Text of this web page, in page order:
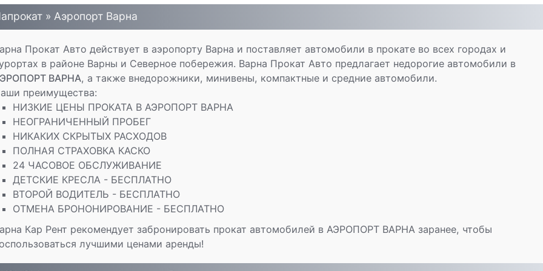
» Аэропорт Варна
Прокат Авто действует в аэропорту Варна и поставляет автомобили в прокате во всех городах и
в районе Варны и Северное побережия. Варна Прокат Авто предлагает недорогие автомобили в
ВАРНА, а также внедорожники, минивены, компактные и средние автомобили.
преимущества:
НИЗКИЕ ЦЕНЫ ПРОКАТА В АЭРОПОРТ ВАРНА
НЕОГРАНИЧЕННЫЙ ПРОБЕГ
НИКАКИХ СКРЫТЫХ РАСХОДОВ
ПОЛНАЯ СТРАХОВКА КАСКО
24 ЧАСОВОЕ ОБСЛУЖИВАНИЕ
ДЕТСКИЕ КРЕСЛА - БЕСПЛАТНО
ВТОРОЙ ВОДИТЕЛЬ - БЕСПЛАТНО
ОТМЕНА БРОНОНИРОВАНИЕ - БЕСПЛАТНО
Кар Рент рекомендует забронировать прокат автомобилей в АЭРОПОРТ ВАРНА заранее, чтобы
лучшими ценами аренды!